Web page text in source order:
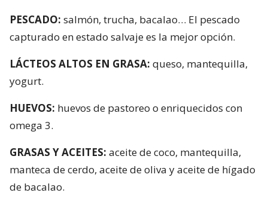
PESCADO: salmón, trucha, bacalao… El pescado
capturado en estado salvaje es la mejor opción.
LÁCTEOS ALTOS EN GRASA: queso, mantequilla,
yogurt.
HUEVOS: huevos de pastoreo o enriquecidos con
omega 3.
GRASAS Y ACEITES: aceite de coco, mantequilla,
manteca de cerdo, aceite de oliva y aceite de hígado
de bacalao.